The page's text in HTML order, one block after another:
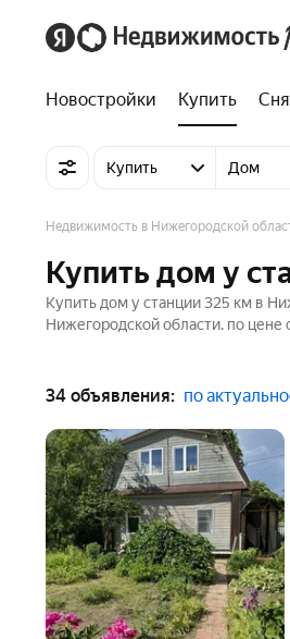
Новостройки Купить
Купить Дом
Недвижимость в Нижегородской
Купить дом у
Купить дом у станции 325 км в
Нижегородской области. по
34 объявления: по